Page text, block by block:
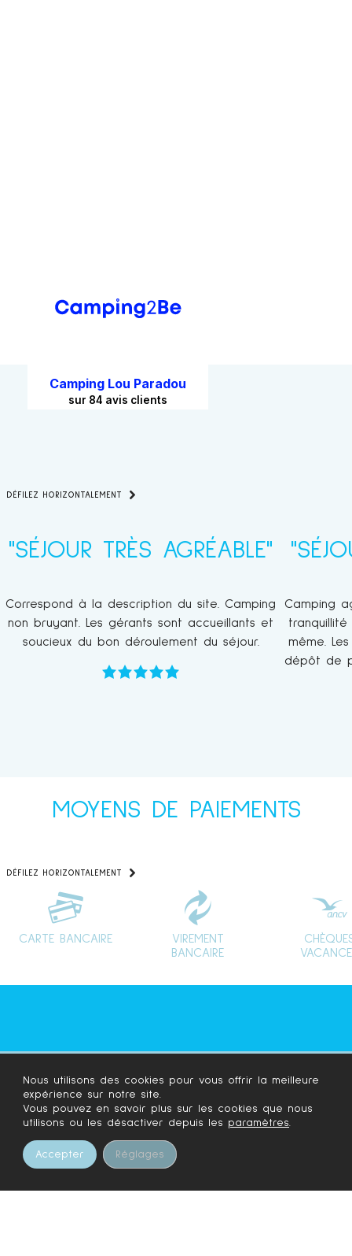
DÉFILEZ HORIZONTALEMENT
"SÉJOUR TRÈS AGRÉABLE"
Correspond à la description du site. Camping
non bruyant. Les gérants sont accueillants et
soucieux du bon déroulement du séjour.
Camping
même.
dépôt de
MOYENS DE PAIEMENTS
DÉFILEZ HORIZONTALEMENT
CARTE BANCAIRE
VIREMENT
BANCAIRE
Nous utilisons des cookies pour vous offrir la meilleure
expérience sur notre site.
Vous pouvez en savoir plus sur les cookies que nous
utilisons ou les désactiver depuis les paramètres.
Accepter Réglages